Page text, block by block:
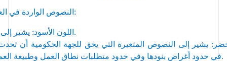
النصوص الواردة في العقد بحسب الآتي:
اللون الأسود: يشير إلى النصوص الثابت.
يشير إلى النصوص المتغيرة التي يحق للجهة
في حدود أغراض بنودها وفي حدود متطلبات نطاق العمل
وطبيعة العملية أو المشروع.